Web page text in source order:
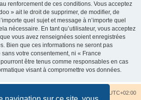
renforcement de ces conditions. Vous acceptez
» ait le droit de supprimer, de modifier, de
quel sujet et message à n’importe quel
nécessaire. En tant qu’utilisateur, vous acceptez
vous avez renseignées soient enregistrées
Bien que ces informations ne seront pas
votre consentement, ni « France
être tenus comme responsables en cas
visant à compromettre vos données.
UTC+02:00